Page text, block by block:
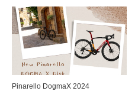
Pinarello DogmaX 2024